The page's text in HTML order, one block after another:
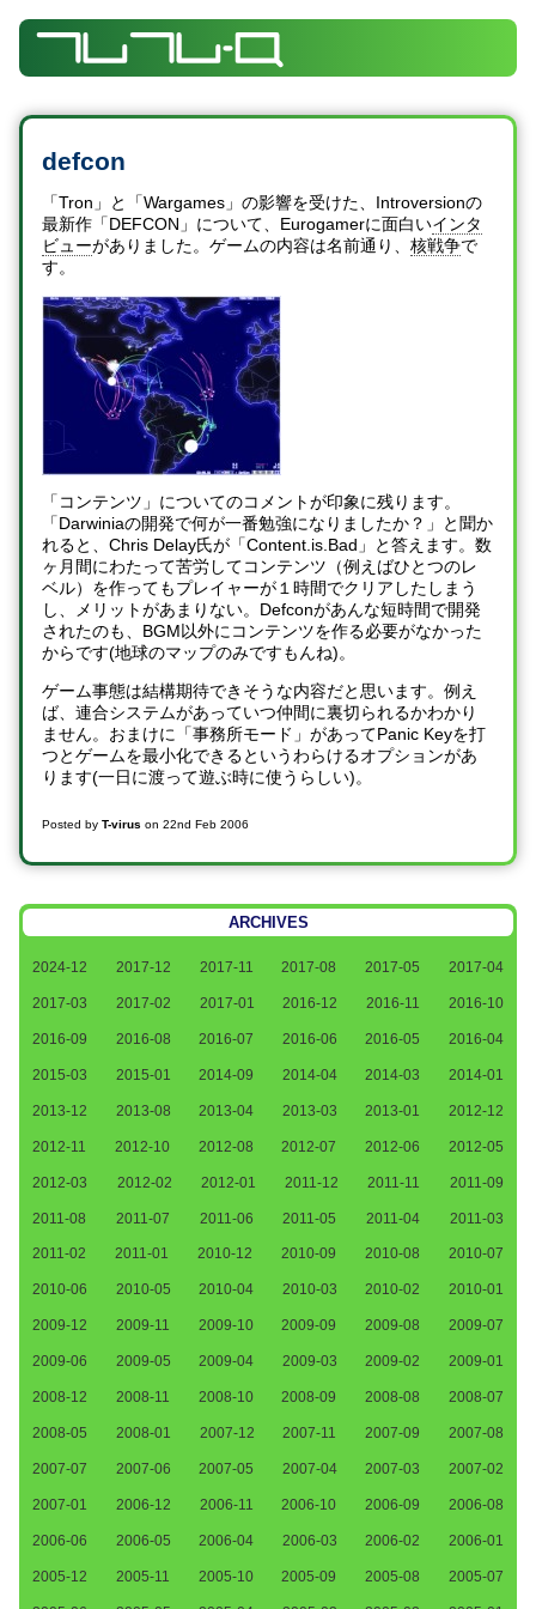
defcon
「Tron」と「Wargames」の影響を受けた、Introversionの
最新作「DEFCON」について、Eurogamerに面白いインタ
ビューがありました。ゲームの内容は名前通り、核戦争で
す。
「コンテンツ」についてのコメントが印象に残ります。
「Darwiniaの開発で何が一番勉強になりましたか？」と聞か
れると、Chris Delay氏が「Content.is.Bad」と答えます。数
ヶ月間にわたって苦労してコンテンツ（例えばひとつのレ
ベル）を作ってもプレイャーが１時間でクリアしたしまう
し、メリットがあまりない。Defconがあんな短時間で開発
されたのも、BGM以外にコンテンツを作る必要がなかった
からです(地球のマップのみですもんね)。
ゲーム事態は結構期待できそうな内容だと思います。例え
ば、連合システムがあっていつ仲間に裏切られるかわかり
ません。おまけに「事務所モード」があってPanic Keyを打
つとゲームを最小化できるというわらけるオプションがあ
ります(一日に渡って遊ぶ時に使うらしい)。
Posted byT-virus on22nd Feb 2006
ARCHIVES
2024-12 2017-12 2017-11 2017-08 2017-05 2017-04
2017-03 2017-02 2017-01 2016-12 2016-11 2016-10
2016-09 2016-08 2016-07 2016-06 2016-05 2016-04
2015-03 2015-01 2014-09 2014-04 2014-03 2014-01
2013-12 2013-08 2013-04 2013-03 2013-01 2012-12
2012-11 2012-10 2012-08 2012-07 2012-06 2012-05
2012-03 2012-02 2012-01 2011-12 2011-11 2011-09
2011-08 2011-07 2011-06 2011-05 2011-04 2011-03
2011-02 2011-01 2010-12 2010-09 2010-08 2010-07
2010-06 2010-05 2010-04 2010-03 2010-02 2010-01
2009-12 2009-11 2009-10 2009-09 2009-08 2009-07
2009-06 2009-05 2009-04 2009-03 2009-02 2009-01
2008-12 2008-11 2008-10 2008-09 2008-08 2008-07
2008-05 2008-01 2007-12 2007-11 2007-09 2007-08
2007-07 2007-06 2007-05 2007-04 2007-03 2007-02
2007-01 2006-12 2006-11 2006-10 2006-09 2006-08
2006-06 2006-05 2006-04 2006-03 2006-02 2006-01
2005-12 2005-11 2005-10 2005-09 2005-08 2005-07